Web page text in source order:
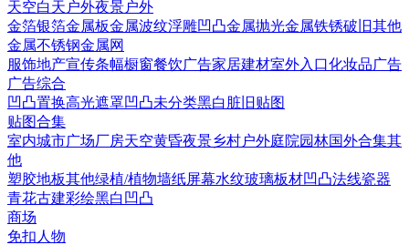
天空白天户外夜景户外
金箔银箔金属板金属波纹浮雕凹凸金属抛光金属铁锈破旧其他
金属不锈钢金属网
服饰地产宣传条幅橱窗餐饮广告家居建材室外入口化妆品广告
广告综合
凹凸置换高光遮罩凹凸未分类黑白脏旧贴图
贴图合集
室内城市广场厂房天空黄昏夜景乡村户外庭院园林国外合集其
他
塑胶地板其他绿植/植物墙纸屏幕水纹玻璃板材凹凸法线瓷器
青花古建彩绘黑白凹凸
商场
免扣人物